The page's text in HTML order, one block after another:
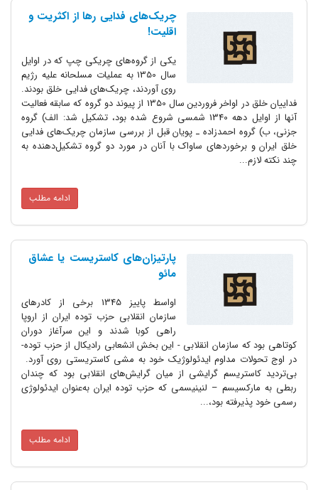
چریک‌های فدایی رها از اکثریت و
اقلیت!
یکی از گروه‌های چریکی چپ که در اوایل
سال 1350 به عملیات مسلحانه علیه رژیم
روی آوردند، چریک‌های فدایی خلق بودند.
فداییان خلق در اواخر فروردین سال 1350 از پیوند دو گروه که سابقه فعالیت
آنها از اوایل دهه 1340 شمسی شروع شده بود، تشکیل شد: الف) گروه
جزنی، ب) گروه احمدزاده ـ پویان قبل از بررسی سازمان چریک‌های فدایی
خلق ایران و برخوردهای ساواک با آنان در مورد دو گروه تشکیل‌دهنده به
چند نکته لازم...
ادامه مطلب
پارتیزان‌های کاستریست یا عشاق
مائو
اواسط پاییز 1345 برخی از کادرهای
سازمان انقلابی حزب توده ایران از اروپا
راهی کوبا شدند و این سرآغاز دوران
کوتاهی بود که سازمان انقلابی - این بخش انشعابی رادیکال از حزب توده-
در اوج تحولات مداوم ایدئولوژیک خود به مشی کاستریستی روی آورد.
بی‌تردید کاستریسم گرایشی از میان گرایش‌های انقلابی بود که چندان
ربطی به مارکسیسم – لنینیسمی که حزب توده ایران به‌عنوان ایدئولوژی
رسمی خود پذیرفته بود،...
ادامه مطلب